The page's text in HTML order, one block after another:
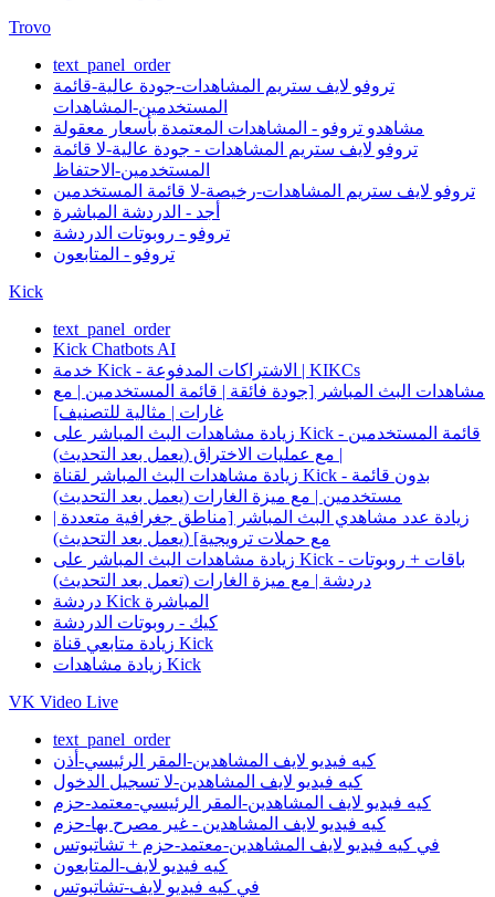
Trovo
text_panel_order
تروفو لايف ستريم المشاهدات-جودة عالية-قائمة
المستخدمين-المشاهدات
مشاهدو تروفو - المشاهدات المعتمدة بأسعار معقولة
تروفو لايف ستريم المشاهدات - جودة عالية-لا قائمة
المستخدمين-الاحتفاظ
تروفو لايف ستريم المشاهدات-رخيصة-لا قائمة المستخدمين
أجد - الدردشة المباشرة
تروفو - روبوتات الدردشة
تروفو - المتابعون
Kick
text_panel_order
Kick Chatbots AI
خدمة Kick - الاشتراكات المدفوعة | KIKCs
مشاهدات البث المباشر [جودة فائقة | قائمة المستخدمين | مع
غارات | مثالية للتصنيف]
زيادة مشاهدات البث المباشر على Kick - قائمة المستخدمين
| مع عمليات الاختراق (يعمل بعد التحديث)
زيادة مشاهدات البث المباشر لقناة Kick - بدون قائمة
مستخدمين | مع ميزة الغارات (يعمل بعد التحديث)
زيادة عدد مشاهدي البث المباشر [مناطق جغرافية متعددة |
مع حملات ترويجية] (يعمل بعد التحديث)
زيادة مشاهدات البث المباشر على Kick - باقات + روبوتات
دردشة | مع ميزة الغارات (تعمل بعد التحديث)
دردشة Kick المباشرة
كيك - روبوتات الدردشة
زيادة متابعي قناة Kick
زيادة مشاهدات Kick
VK Video Live
text_panel_order
كيه فيديو لايف المشاهدين-المقر الرئيسي-أذن
كيه فيديو لايف المشاهدين-لا تسجيل الدخول
كيه فيديو لايف المشاهدين-المقر الرئيسي-معتمد-حزم
كيه فيديو لايف المشاهدين - غير مصرح بها-حزم
في كيه فيديو لايف المشاهدين-معتمد-حزم + تشاتبوتس
كيه فيديو لايف-المتابعون
في كيه فيديو لايف-تشاتبوتس